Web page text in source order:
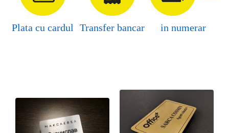
Plata cu cardul Transfer bancar in numerar